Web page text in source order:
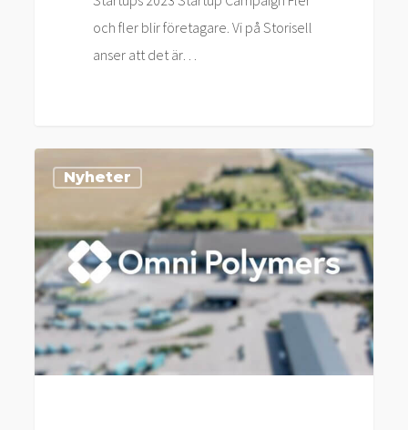
och fler blir företagare. Vi på Storisell
anser att det är…
levererar
till
Omni
Polymers
Nyheter